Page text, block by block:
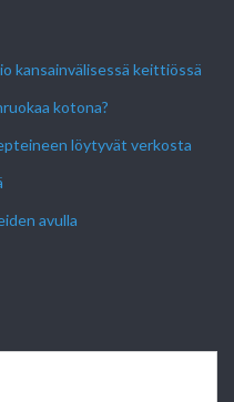
kansainvälisessä keittiössä
kotona?
löytyvät verkosta
avulla